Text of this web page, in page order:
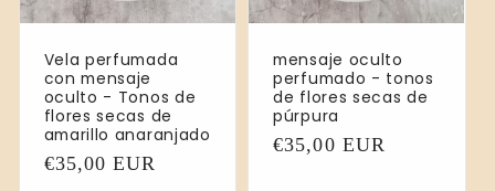
Vela perfumada
con mensaje
oculto - Tonos de
flores secas de
amarillo anaranjado
Precio
€35,00 EUR
mensaje oculto
perfumado - tonos
de flores secas de
púrpura
Precio
€35,00 EUR